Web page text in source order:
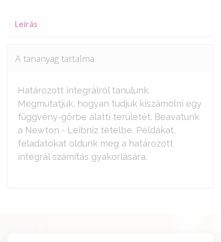
Leírás
A tananyag tartalma
Határozott integrálról tanulunk.
Megmutatjuk, hogyan tudjuk kiszámolni egy
függvény-görbe alatti területét. Beavatunk
a Newton - Leibniz tételbe. Példákat,
feladatokat oldunk meg a határozott
integrál számítás gyakorlására.